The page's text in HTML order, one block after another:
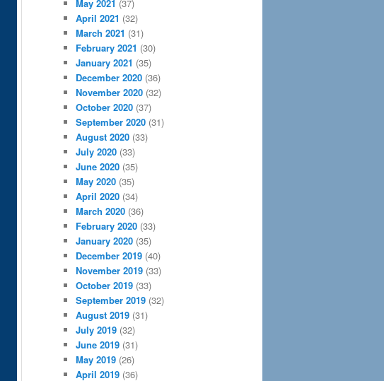
May 2021 (37)
April 2021 (32)
March 2021 (31)
February 2021 (30)
January 2021 (35)
December 2020 (36)
November 2020 (32)
October 2020 (37)
September 2020 (31)
August 2020 (33)
July 2020 (33)
June 2020 (35)
May 2020 (35)
April 2020 (34)
March 2020 (36)
February 2020 (33)
January 2020 (35)
December 2019 (40)
November 2019 (33)
October 2019 (33)
September 2019 (32)
August 2019 (31)
July 2019 (32)
June 2019 (31)
May 2019 (26)
April 2019 (36)